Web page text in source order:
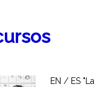
EN / ES "La